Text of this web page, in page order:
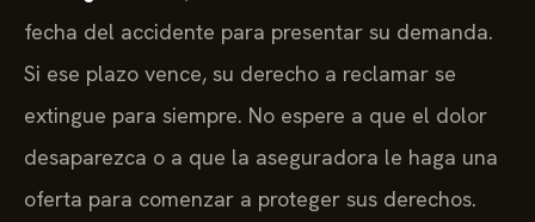
fecha del accidente para presentar su demanda.
Si ese plazo vence, su derecho a reclamar se
extingue para siempre. No espere a que el dolor
desaparezca o a que la aseguradora le haga una
oferta para comenzar a proteger sus derechos.